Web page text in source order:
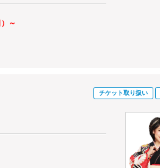
）～
チケット取り扱い